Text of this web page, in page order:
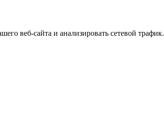
веб-сайта и анализировать сетевой трафик.